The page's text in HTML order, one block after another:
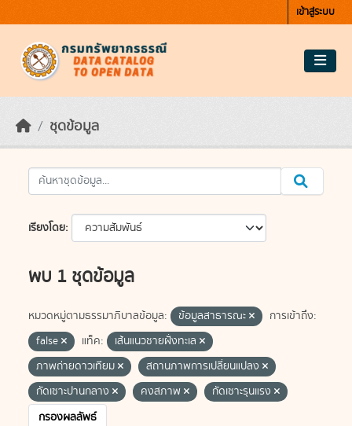
เข้าสู่ระบบ
ชุดข้อมูล
เรียงโดย
พบ 1 ชุดข้อมูล
หมวดหมู่ตามธรรมาภิบาลข้อมูล: ข้อมูลสาธารณะ
การเข้าถึง:
false
แท็ค:
เส้นแนวชายฝั่งทะเล
ภาพถ่ายดาวเทียม
สถานภาพการเปลี่ยนแปลง
กัดเซาะปานกลาง
คงสภาพ
กัดเซาะรุนแรง
กรองผลลัพธ์